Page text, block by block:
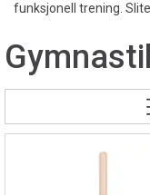
funksjonell trening.